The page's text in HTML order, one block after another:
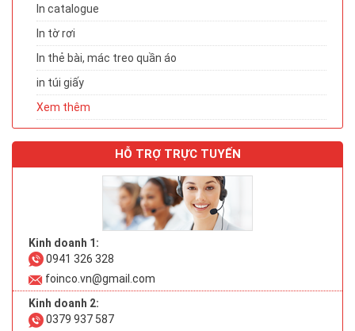
In catalogue
In tờ rơi
In thẻ bài, mác treo quần áo
in túi giấy
Xem thêm
HỖ TRỢ TRỰC TUYẾN
Kinh doanh 1:
0941 326 328
foinco.vn@gmail.com
Kinh doanh 2:
0379 937 587